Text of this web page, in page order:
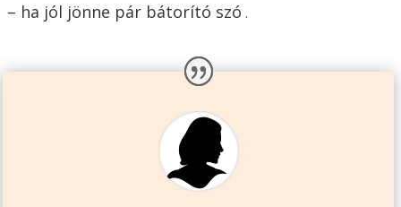
– ha jól jönne pár bátorító szó .